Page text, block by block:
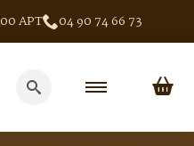
APT 04 90 74 66 73
for: